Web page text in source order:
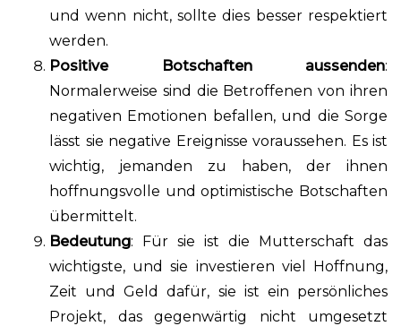
und wenn nicht, sollte dies besser respektiert
werden.
Positive Botschaften aussenden:
Normalerweise sind die Betroffenen von ihren
negativen Emotionen befallen, und die Sorge
lässt sie negative Ereignisse voraussehen. Es ist
wichtig, jemanden zu haben, der ihnen
hoffnungsvolle und optimistische Botschaften
übermittelt.
Bedeutung: Für sie ist die Mutterschaft das
wichtigste, und sie investieren viel Hoffnung,
Zeit und Geld dafür, sie ist ein persönliches
Projekt, das gegenwärtig nicht umgesetzt